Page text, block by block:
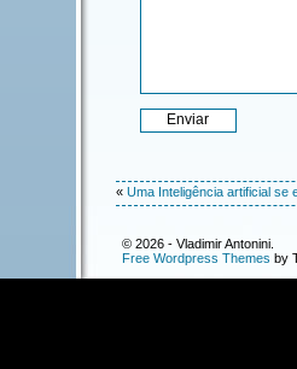
« Uma Inteligência artificial se
© 2026 - Vladimir Antonini.
Free Wordpress Themes by